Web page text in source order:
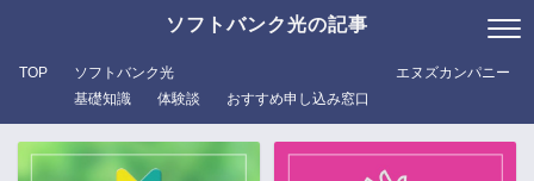
ソフトバンク光の記事
TOP
ソフトバンク光
基礎知識
体験談 おすすめ申し込み窓口
エヌズカンパニー